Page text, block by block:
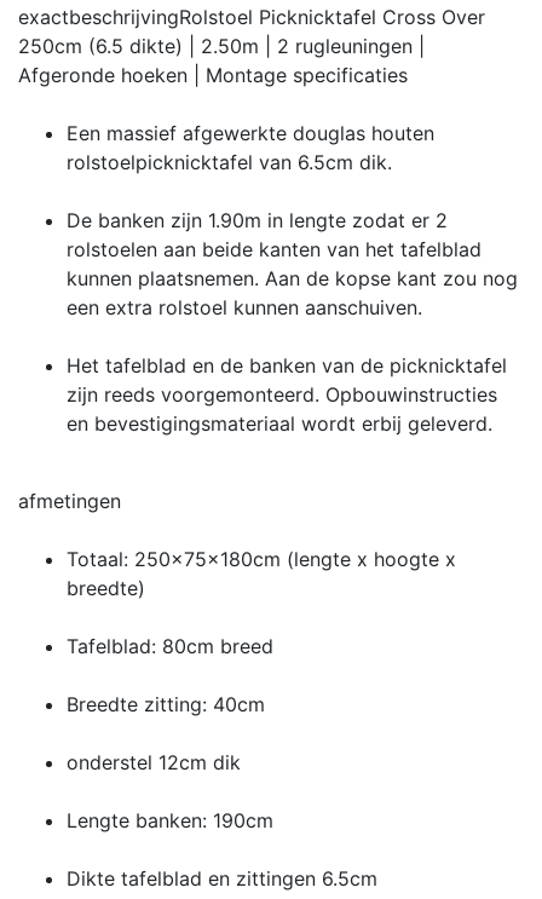
exactbeschrijvingRolstoel Picknicktafel Cross Over
250cm (6.5 dikte) | 2.50m | 2 rugleuningen |
Afgeronde hoeken | Montage specificaties
Een massief afgewerkte douglas houten
rolstoelpicknicktafel van 6.5cm dik.
De banken zijn 1.90m in lengte zodat er 2
rolstoelen aan beide kanten van het tafelblad
kunnen plaatsnemen. Aan de kopse kant zou nog
een extra rolstoel kunnen aanschuiven.
Het tafelblad en de banken van de picknicktafel
zijn reeds voorgemonteerd. Opbouwinstructies
en bevestigingsmateriaal wordt erbij geleverd.
afmetingen
Totaal: 250x75x180cm (lengte x hoogte x
breedte)
Tafelblad: 80cm breed
Breedte zitting: 40cm
onderstel 12cm dik
Lengte banken: 190cm
Dikte tafelblad en zittingen 6.5cm